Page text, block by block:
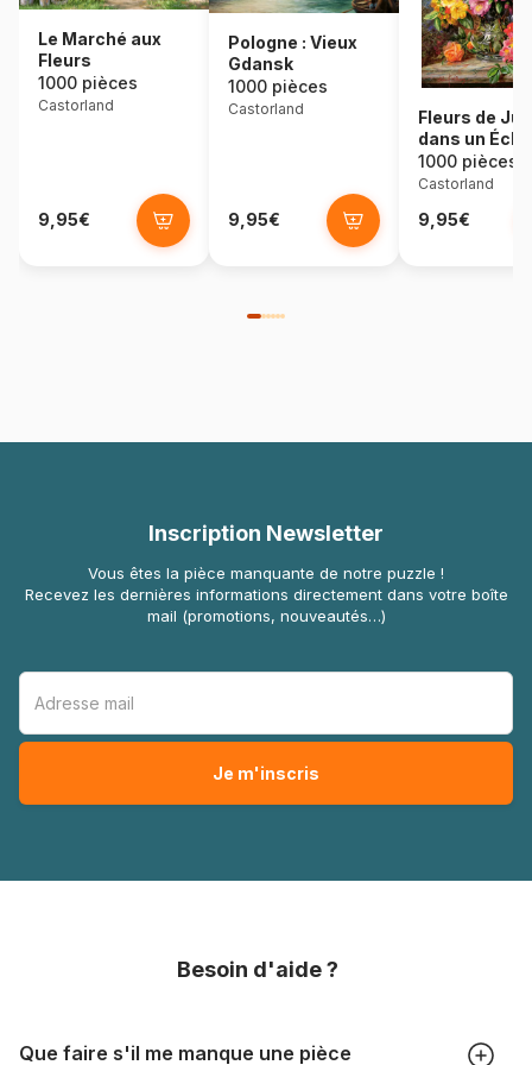
Le Marché aux
Fleurs
1000 pièces
Castorland
9,95€
Pologne : Vieux
Gdansk
1000 pièces
Castorland
9,95€
Fleurs de
dans un Éclat
Radieux
1000 pièces
Castorland
9,95€
Inscription Newsletter
Vous êtes la pièce manquante de notre puzzle !
Recevez les dernières informations directement dans votre boîte
mail (promotions, nouveautés…)
Besoin d'aide ?
Que faire s'il me manque une pièce